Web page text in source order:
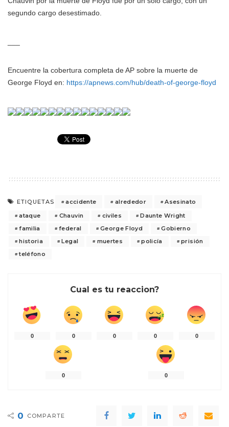
segundo cargo desestimado.
Encuentre la cobertura completa de AP sobre la muerte de
George Floyd en: https://apnews.com/hub/death-of-george-floyd
ETIQUETAS accidente alrededor
Asesinato
ataque
Chauvin civiles
Daunte Wright
familia
federal George Floyd
Gobierno
historia
Legal muertes policía
prisión
teléfono
Cual es tu reaccion?
0 0 0 0 0
0 0
0 COMPARTE